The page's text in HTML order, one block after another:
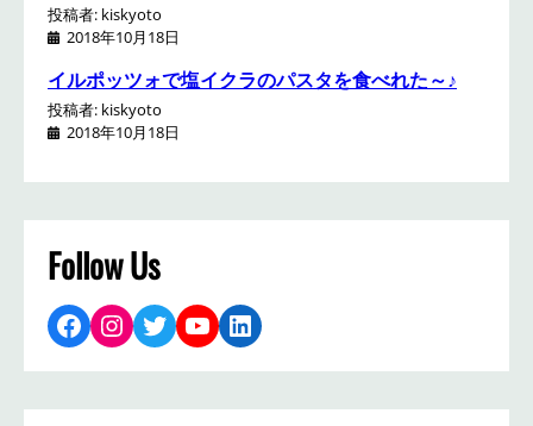
投稿者: kiskyoto
2018年10月18日
イルポッツォで塩イクラのパスタを食べれた～♪
投稿者: kiskyoto
2018年10月18日
Follow Us
Facebook Instagram Twitter YouTube LinkedIn